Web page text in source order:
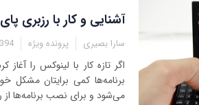
آشنایی و کار با
سارا بصیری پرونده ویژه
برنامه‌ها کمی برایتان مشکل
می‌شود و برای نصب برنامه‌ها از